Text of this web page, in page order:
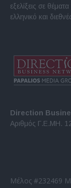
εξελίξεις σε
ελληνικό και
Direction
Αριθμός Γ.Ε.ΜΗ.
Μέλος #232469